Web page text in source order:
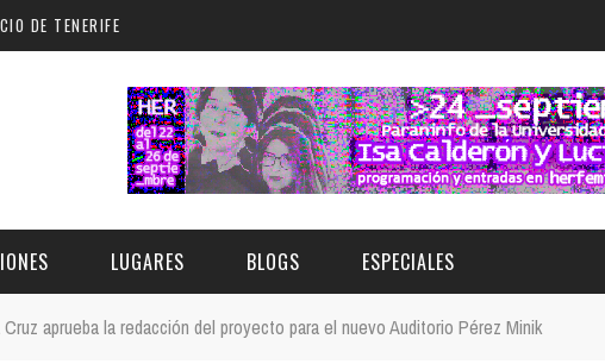
DE TENERIFE
LUGARES BLOGS ESPECIALES
aprueba la redacción del proyecto para el nuevo Auditorio Pérez Minik